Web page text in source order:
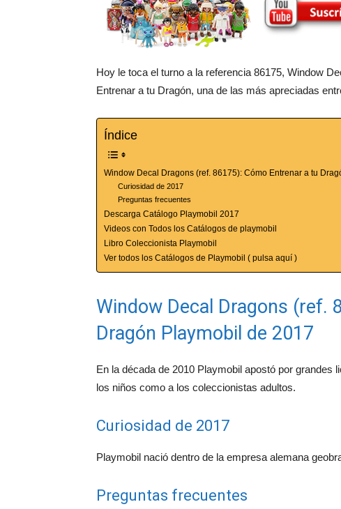
Hoy le toca el turno a la referencia 86175, Window
Entrenar a tu Dragón, una de las más apreciadas
Índice
Window Decal Dragons (ref. 86175): Cómo Entrenar a tu
Curiosidad de 2017
Preguntas frecuentes
Descarga Catálogo Playmobil 2017
Videos con Todos los Catálogos de playmobil
Libro Coleccionista Playmobil
Ver todos los Catálogos de Playmobil ( pulsa aquí )
Window Decal Dragons (ref.
Dragón Playmobil de 2017
En la década de 2010 Playmobil apostó por
los niños como a los coleccionistas adultos.
Curiosidad de 2017
Playmobil nació dentro de la empresa alemana
Preguntas frecuentes